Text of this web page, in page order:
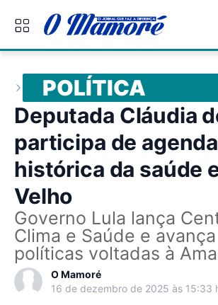
POLÍTICA
Deputada Cláudia
participa de agenda
histórica da saúde
Velho
Governo Lula lança
Clima e Saúde e
políticas voltadas à
O Mamoré
16 de dezembro de 2025 às 15:33